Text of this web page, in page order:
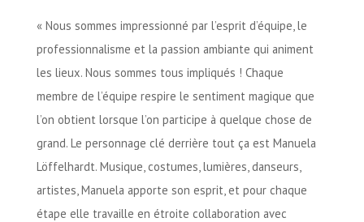
« Nous sommes impressionné par l’esprit d’équipe, le
professionnalisme et la passion ambiante qui animent
les lieux. Nous sommes tous impliqués ! Chaque
membre de l’équipe respire le sentiment magique que
l’on obtient lorsque l’on participe à quelque chose de
grand. Le personnage clé derrière tout ça est Manuela
Löffelhardt. Musique, costumes, lumières, danseurs,
artistes, Manuela apporte son esprit, et pour chaque
étape elle travaille en étroite collaboration avec